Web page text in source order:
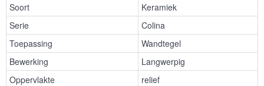
Soort
Keramiek
Serie
Colina
Toepassing
Wandtegel
Bewerking
Langwerpig
Oppervlakte
relief